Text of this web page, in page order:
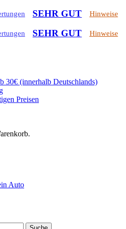
SEHR GUT Hinweise
SEHR GUT Hinweise
30€ (innerhalb Deutschlands)
Preisen
Auto